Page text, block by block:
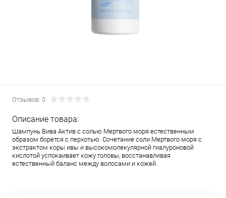
Отзывов: 0
Описание товара:
Шампунь Вива Актив с солью Мертвого моря естественным
образом борется с перхотью. Сочетание соли Мертвого моря с
экстрактом коры ивы и высокомолекулярной гиалуроновой
кислотой успокаивает кожу головы, восстанавливая
естественный баланс между волосами и кожей.